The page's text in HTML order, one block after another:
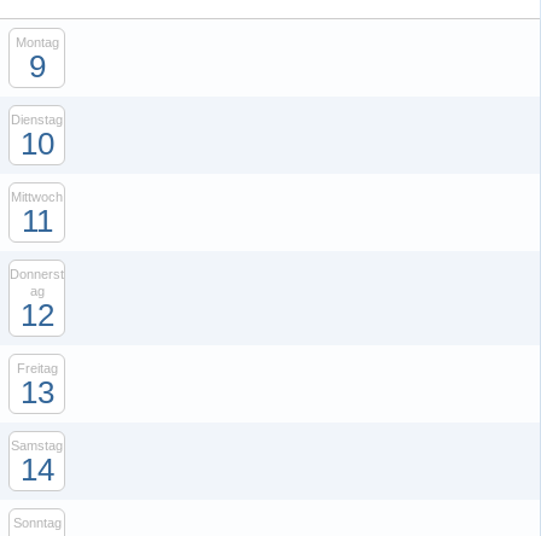
Montag
9
Dienstag
10
Mittwoch
11
Donnerst
ag
12
Freitag
13
Samstag
14
Sonntag